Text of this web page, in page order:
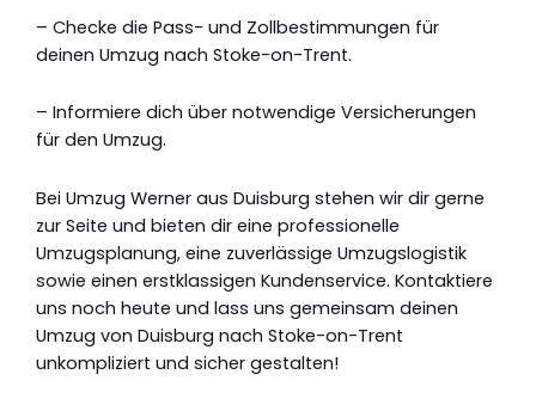
– Checke die Pass- und Zollbestimmungen für
deinen Umzug nach Stoke-on-Trent.
– Informiere dich über notwendige Versicherungen
für den Umzug.
Bei Umzug Werner aus Duisburg stehen wir dir gerne
zur Seite und bieten dir eine professionelle
Umzugsplanung, eine zuverlässige Umzugslogistik
sowie einen erstklassigen Kundenservice. Kontaktiere
uns noch heute und lass uns gemeinsam deinen
Umzug von Duisburg nach Stoke-on-Trent
unkompliziert und sicher gestalten!